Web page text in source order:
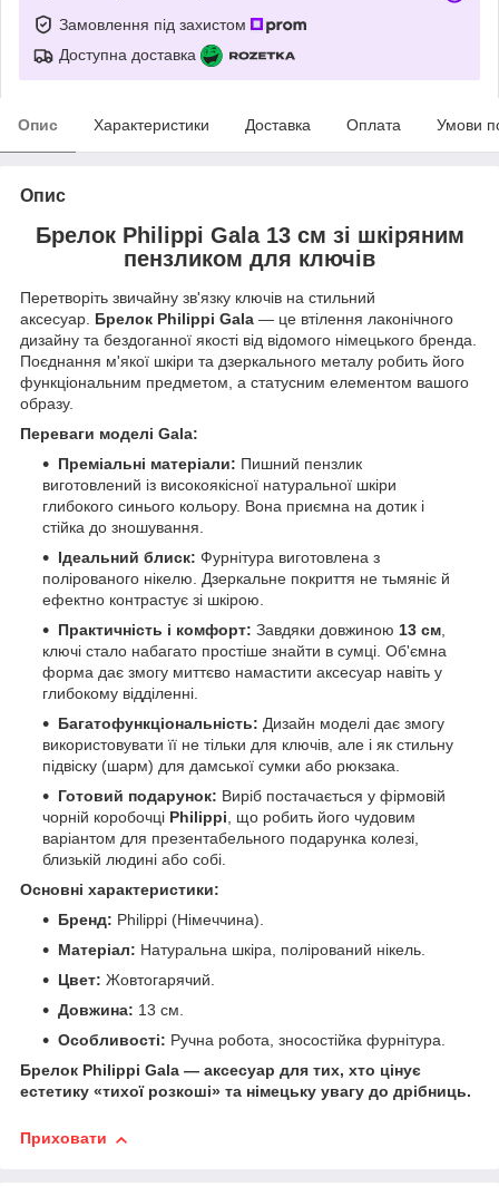
Замовлення під захистом
Доступна доставка
Опис Характеристики Доставка Оплата Умови
Опис
Брелок Philippi Gala 13 см зі шкіряним
пензликом для ключів
Перетворіть звичайну зв'язку ключів на стильний
аксесуар. Брелок Philippi Gala — це втілення лаконічного
дизайну та бездоганної якості від відомого німецького бренда.
Поєднання м'якої шкіри та дзеркального металу робить його
функціональним предметом, а статусним елементом вашого
образу.
Переваги моделі Gala:
Преміальні матеріали: Пишний пензлик
виготовлений із високоякісної натуральної шкіри
глибокого синього кольору. Вона приємна на дотик і
стійка до зношування.
Ідеальний блиск: Фурнітура виготовлена з
полірованого нікелю. Дзеркальне покриття не тьмяніє й
ефектно контрастує зі шкірою.
Практичність і комфорт: Завдяки довжиною 13 см,
ключі стало набагато простіше знайти в сумці. Об'ємна
форма дає змогу миттєво намастити аксесуар навіть у
глибокому відділенні.
Багатофункціональність: Дизайн моделі дає змогу
використовувати її не тільки для ключів, але і як стильну
підвіску (шарм) для дамської сумки або рюкзака.
Готовий подарунок: Виріб постачається у фірмовій
чорній коробочці Philippi, що робить його чудовим
варіантом для презентабельного подарунка колезі,
близькій людині або собі.
Основні характеристики:
Бренд: Philippi (Німеччина).
Матеріал: Натуральна шкіра, полірований нікель.
Цвет: Жовтогарячий.
Довжина: 13 см.
Особливості: Ручна робота, зносостійка фурнітура.
Брелок Philippi Gala — аксесуар для тих, хто цінує
естетику «тихої розкоші» та німецьку увагу до дрібниць.
Приховати